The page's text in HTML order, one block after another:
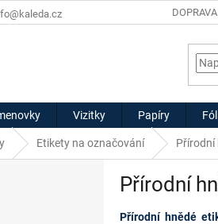
Vizitky Papíry
Etikety na označování Přírodní
Přírodní
Přírodní hnědé